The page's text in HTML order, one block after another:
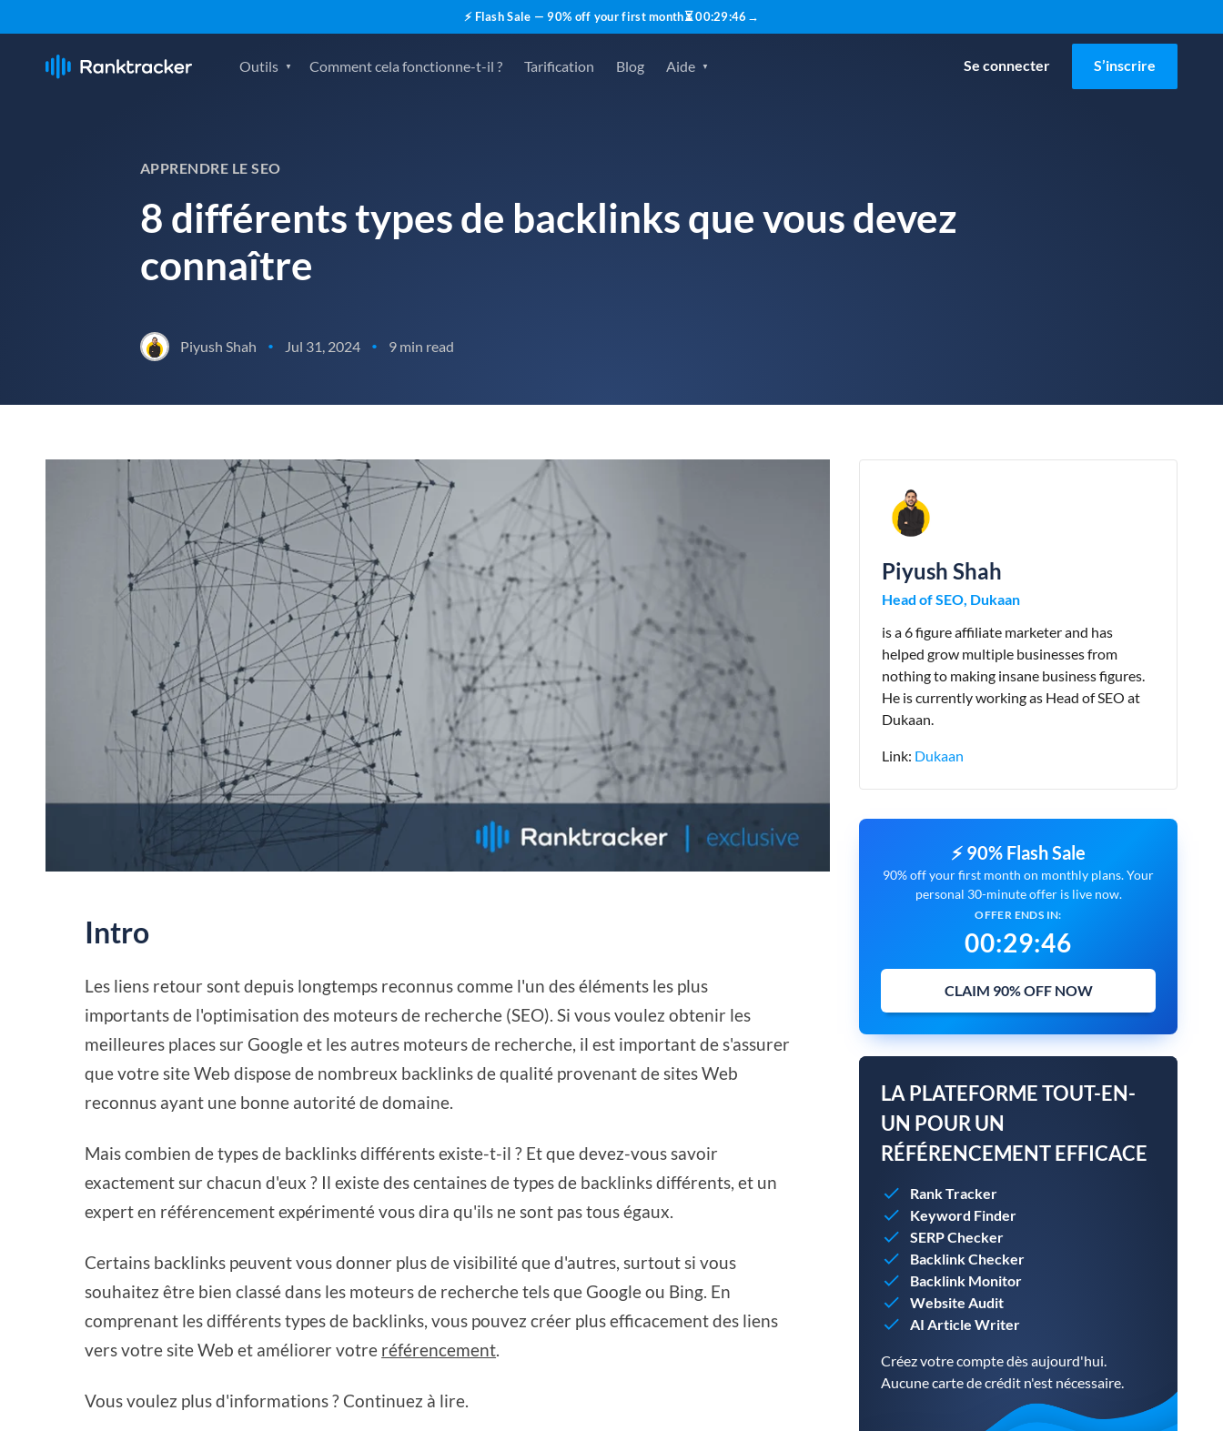
⚡ Flash Sale — 90% off your first month⏳00:29:45 →
Outils Comment cela fonctionne-t-il ? Tarification Blog Aide Se connecter S’inscrire
APPRENDRE LE SEO
8 différents types de backlinks que vous devez
connaître
Piyush Shah • Jul 31, 2024 • 9 min read
Intro
Les liens retour sont depuis longtemps reconnus comme l'un des éléments les plus
importants de l'optimisation des moteurs de recherche (SEO). Si vous voulez obtenir les
meilleures places sur Google et les autres moteurs de recherche, il est important de s'assurer
que votre site Web dispose de nombreux backlinks de qualité provenant de sites Web
reconnus ayant une bonne autorité de domaine.
Mais combien de types de backlinks différents existe-t-il ? Et que devez-vous savoir
exactement sur chacun d'eux ? Il existe des centaines de types de backlinks différents, et un
expert en référencement expérimenté vous dira qu'ils ne sont pas tous égaux.
Certains backlinks peuvent vous donner plus de visibilité que d'autres, surtout si vous
souhaitez être bien classé dans les moteurs de recherche tels que Google ou Bing. En
comprenant les différents types de backlinks, vous pouvez créer plus efficacement des liens
vers votre site Web et améliorer votre référencement
Vous voulez plus d'informations ? Continuez à lire.
Piyush Shah
Head of SEO, Dukaan
is a 6 figure affiliate marketer and has
helped grow multiple businesses from
nothing to making insane business figures.
He is currently working as Head of SEO at
Dukaan.
Link: Dukaan
⚡ 90% Flash Sale
90% off your first month on monthly plans. Your
personal 30-minute offer is live now.
OFFER ENDS IN:
00:29:45
CLAIM 90% OFF NOW
LA PLATEFORME TOUT-EN-
UN POUR UN
RÉFÉRENCEMENT EFFICACE
Rank Tracker
Keyword Finder
SERP Checker
Backlink Checker
Backlink Monitor
Website Audit
AI Article Writer
Créez votre compte dès aujourd'hui.
Aucune carte de crédit n'est nécessaire.